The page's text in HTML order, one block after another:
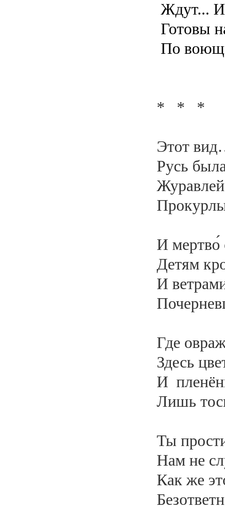
Ждут... И
Готовы
По
* * *
Этот
Русь
И мертво́
Детям
И
Где
Здесь
И
Лишь
Ты
Нам не
Как же